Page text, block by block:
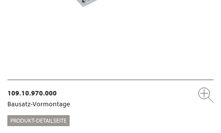
109.10.970.000
Bausatz-Vormontage
PRODUKT-DETAILSEITE